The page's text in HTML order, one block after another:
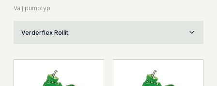
Välj pumptyp
Verderflex Rollit